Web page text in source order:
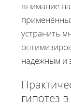
внимание
устранить
надежным и
гипотез